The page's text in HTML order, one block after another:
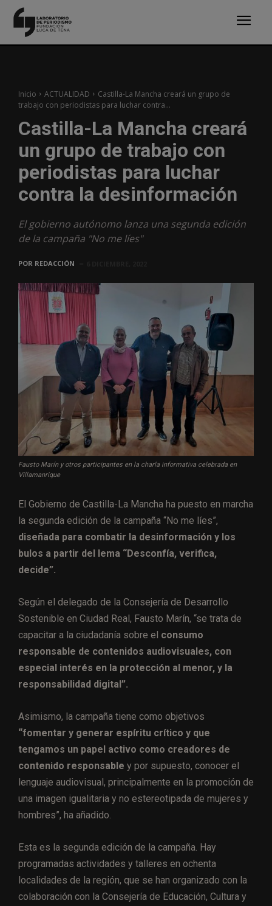
Inicio ACTUALIDAD
Castilla-La Mancha creará un grupo de
trabajo con periodistas para luchar contra...
Castilla-La Mancha creará
un grupo de trabajo con
periodistas para luchar
contra la desinformación
El gobierno autónomo lanza una segunda edición
de la campaña "No me líes"
POR REDACCIÓN
Fausto Marín y otros participantes en la charla informativa celebrada en
Villamanrique
El Gobierno de Castilla-La Mancha ha puesto en marcha
la segunda edición de la campaña “No me líes”,
diseñada para combatir la desinformación y los
bulos a partir del lema “Desconfía, verifica,
decide”.
Según el delegado de la Consejería de Desarrollo
Sostenible en Ciudad Real, Fausto Marín, “se trata de
capacitar a la ciudadanía sobre el consumo
responsable de contenidos audiovisuales, con
especial interés en la protección al menor, y la
responsabilidad digital”.
Asimismo, la campaña tiene como objetivos
“fomentar y generar espíritu crítico y que
tengamos un papel activo como creadores de
contenido responsable y por supuesto, conocer el
lenguaje audiovisual, principalmente en la promoción de
una imagen igualitaria y no estereotipada de mujeres y
hombres”, ha añadido.
Esta es la segunda edición de la campaña. Hay
programadas actividades y talleres en ochenta
localidades de la región, que se han organizado con la
colaboración con la Consejería de Educación, Cultura y